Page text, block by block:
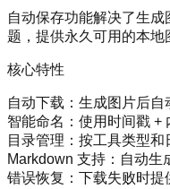
自动保存功能解决了生成
题，提供永久可用的本地
核心特性
自动下载 ：生成图片后
智能命名 ：使用时间戳 +
目录管理 ：按工具类型
Markdown 支持 ：自动
错误恢复 ：下载失败时